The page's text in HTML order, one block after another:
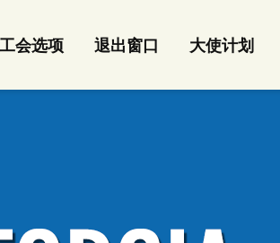
会选项 退出窗口 大使计划